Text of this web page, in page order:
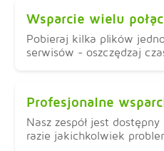
Wsparcie wielu
Pobieraj kilka plików
serwisów - oszczędzaj
Profesjonalne
Nasz zespół jest
razie jakichkolwiek